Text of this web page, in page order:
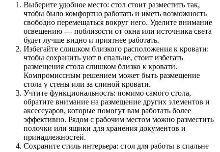
Выберите удобное место: стол стоит разместить так,
чтобы было комфортно работать и иметь возможность
свободно перемещаться вокруг него. Уделите внимание
освещению — поблизости от окна или источника света
будет лучше видно и приятнее работать.
Избегайте слишком близкого расположения к кровати:
чтобы сохранить уют в спальне, стоит избегать
размещения стола слишком близко к кровати.
Компромиссным решением может быть размещение
стола у стены или за спиной кровати.
Учтите функциональность: помимо самого стола,
обратите внимание на размещение других элементов и
аксессуаров, которые помогут вам работать более
эффективно. Рядом с рабочим местом можно разместить
полочки или ящики для хранения документов и
принадлежностей.
Сохраните стиль интерьера: стол для работы в спальне